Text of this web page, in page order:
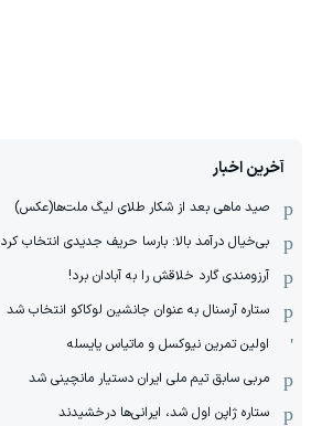
آخرین اخبار
صید ماهی بعد از شکار طلای لیگ ملت‌ها(عکس)
بی‌خیال درآمد بالا: بارسا حریف جدیدی انتخاب کرد
آرزومندی گارد خلاقش را به آبادان برد!
ستاره آرسنال به عنوان جانشین لوکاکو انتخاب شد
اولین تمرین نیوکسل و ماتیاس یایسله
مربی سابق تیم ملی ایران دستیار مانچینی شد
ستاره ژاپن اول شد، ایرانی‌ها درخشیدند